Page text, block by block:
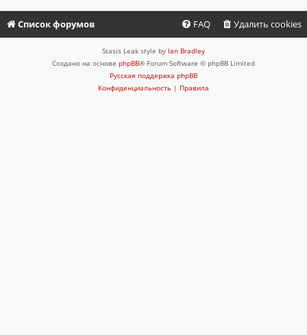
Список форумов Удалить cookies
FAQ
Stasis Leak style by Ian Bradley
Создано на основе phpBB® Forum Software © phpBB Limited
Русская поддержка phpBB
Конфиденциальность | Правила